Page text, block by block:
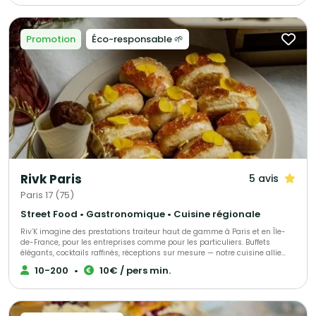
établissements, notre équipe se fera un plaisir de vous satisfaire ! Avec
Starving Club on se fait plaisir tout en respectant la planète :)
Promotion Éco-responsable 🌱
Rivk Paris 5 avis
Paris 17 (75)
Street Food • Gastronomique • Cuisine régionale
Riv’K imagine des prestations traiteur haut de gamme à Paris et en Île-
de-France, pour les entreprises comme pour les particuliers. Buffets
élégants, cocktails raffinés, réceptions sur mesure — notre cuisine allie
générosité, précision et influences levantines. Traiteur parisien à votre
écoute, nous nous adaptons à toutes vos envies et à chaque occasion.
alimentaires. Pour compléter votre expérience, nous offrons également
10-200 • 10€ / pers min.